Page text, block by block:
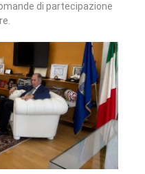
di partecipazione